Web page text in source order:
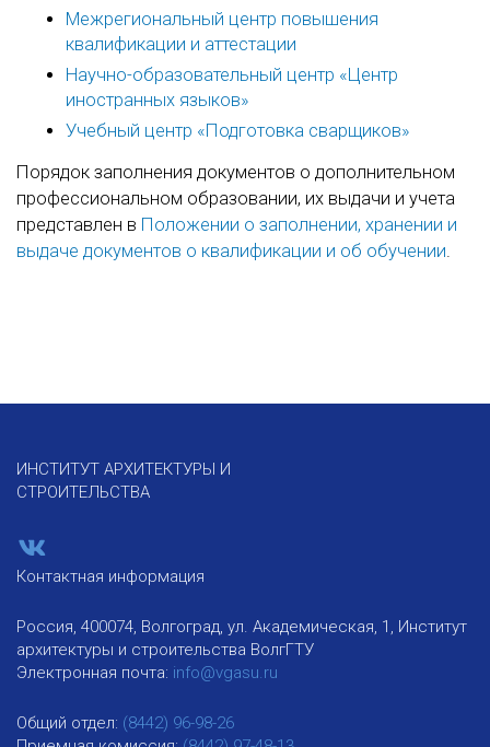
Межрегиональный центр повышения
квалификации и аттестации
Научно-образовательный центр «Центр
иностранных языков»
Учебный центр «Подготовка сварщиков»
Порядок заполнения документов о дополнительном
профессиональном образовании, их выдачи и учета
представлен в Положении о заполнении, хранении и
выдаче документов о квалификации и об обучении
ИНСТИТУТ АРХИТЕКТУРЫ И
СТРОИТЕЛЬСТВА
Контактная информация
Россия, 400074, Волгоград, ул. Академическая, 1, Институт
архитектуры и строительства ВолгГТУ
Электронная почта: info@vgasu.ru
Общий отдел: (8442) 96-98-26